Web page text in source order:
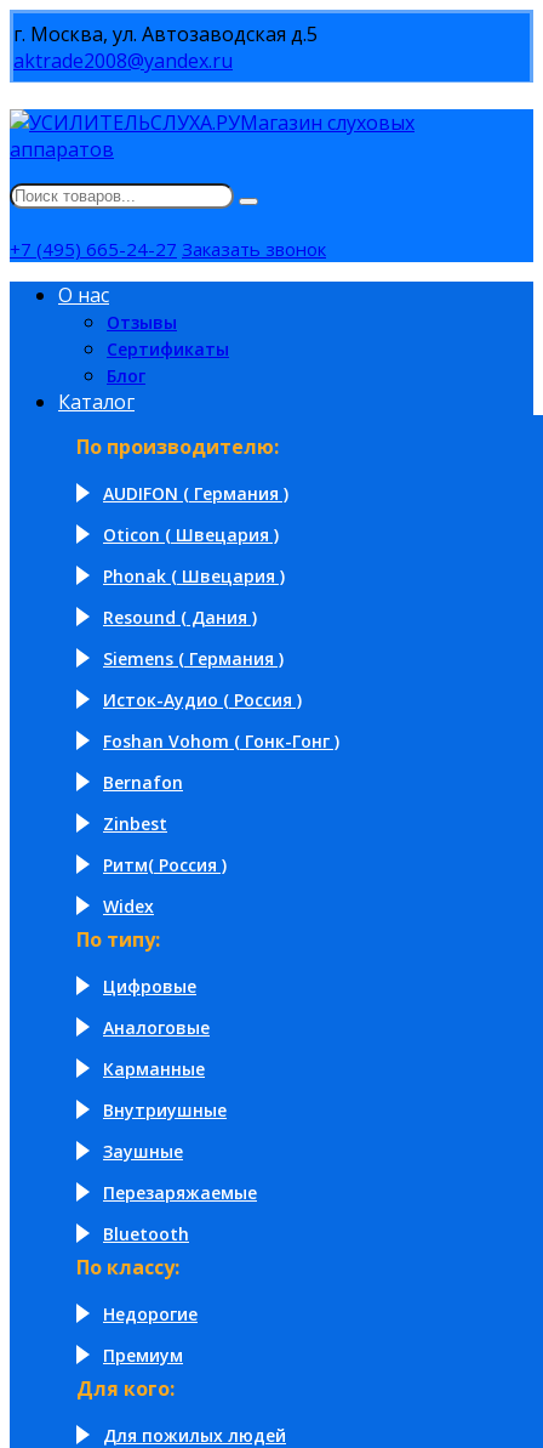
г. Москва, ул. Автозаводская д.5
aktrade2008@yandex.ru
Магазин слуховых
аппаратов
+7 (495) 665-24-27 Заказать звонок
О нас
Отзывы
Сертификаты
Блог
Каталог
По производителю:
AUDIFON ( Германия )
Oticon ( Швецария )
Phonak ( Швецария )
Resound ( Дания )
Siemens ( Германия )
Исток-Аудио ( Россия )
Foshan Vohom ( Гонк-Гонг )
Bernafon
Zinbest
Ритм( Россия )
Widex
По типу:
Цифровые
Аналоговые
Карманные
Внутриушные
Заушные
Перезаряжаемые
Bluetooth
По классу:
Недорогие
Премиум
Для кого:
Для пожилых людей